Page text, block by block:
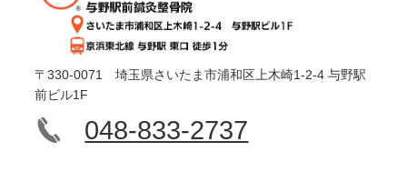
〒330-0071 埼玉県さいたま市浦和区上木崎1-2-4 与野駅
前ビル1F
048-833-2737